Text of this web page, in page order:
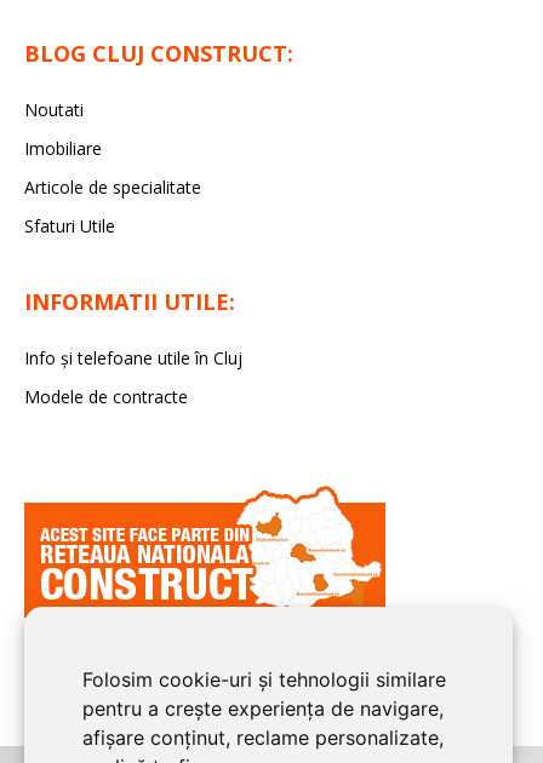
Folosim cookie-uri și tehnologii similare
pentru a crește experiența de navigare,
afișare conținut, reclame personalizate,
BLOG CLUJ CONSTRUCT:
Noutati
Imobiliare
Articole de specialitate
Sfaturi Utile
INFORMATII UTILE:
Info și telefoane utile în Cluj
Modele de contracte